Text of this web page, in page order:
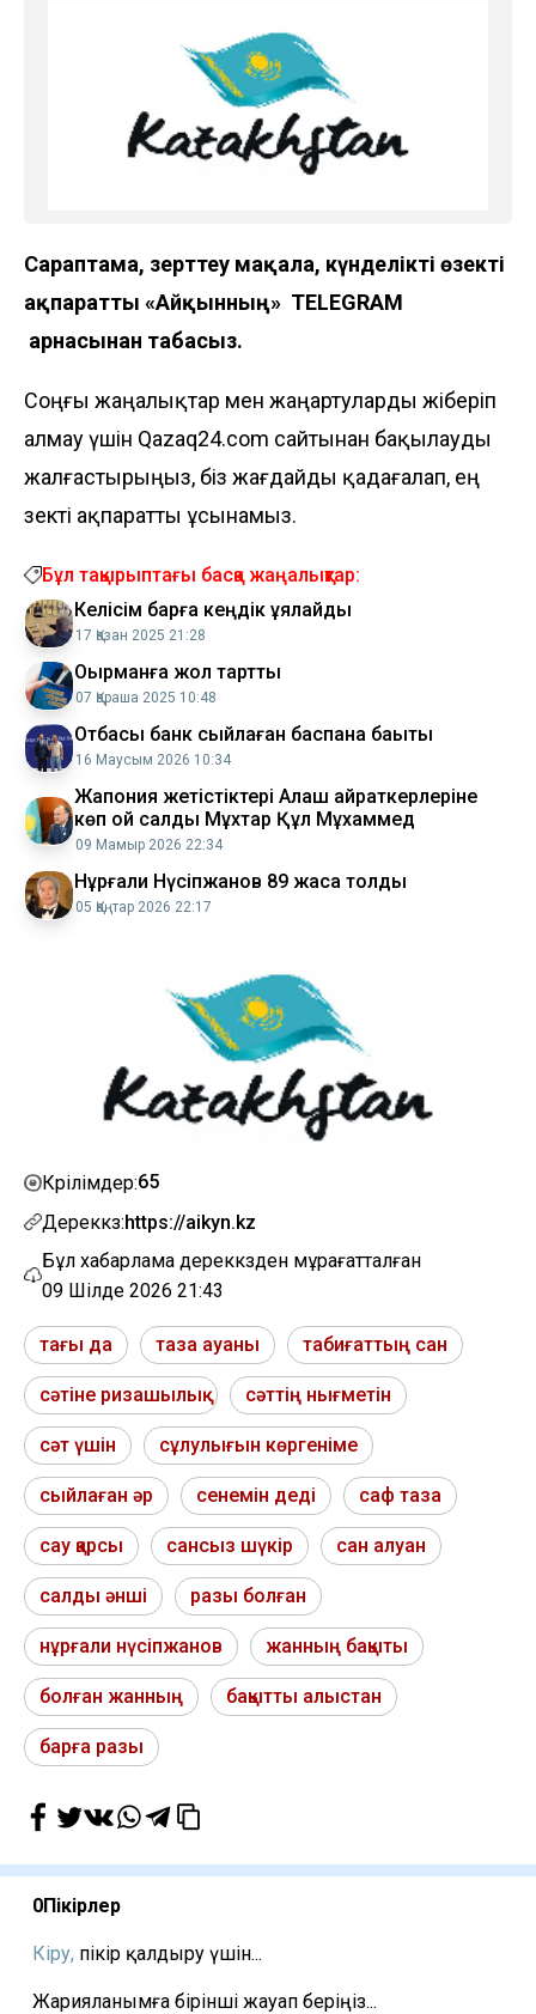
Сараптама, зерттеу мақала, күнделікті өзекті
ақпаратты «Айқынның» TELEGRAM
арнасынан табасыз.
Соңғы жаңалықтар мен жаңартуларды жіберіп
алмау үшін Qazaq24.com сайтынан бақылауды
жалғастырыңыз, біз жағдайды қадағалап, ең
өзекті ақпаратты ұсынамыз.
Бұл тақырыптағы басқа жаңалықтар:
Келісім барға кеңдік ұялайды
17 Қазан 2025 21:28
Оқырманға жол тартты
07 Қараша 2025 10:48
Отбасы банк сыйлаған баспана бақыты
16 Маусым 2026 10:34
Жапония жетістіктері Алаш қай­раткерлеріне
көп ой салды Мұхтар Құл Мұхаммед
09 Мамыр 2026 22:34
Нұрғали Нүсіпжанов 89 жасқа толды
05 Қаңтар 2026 22:17
Көрілімдер:65
Дереккөз:https://aikyn.kz
Бұл хабарлама дереккөзден мұрағатталған
09 Шілде 2026 21:43
тағы да таза ауаны табиғаттың сан
сәтіне ризашылық сәттің нығметін
сәт үшін сұлулығын көргеніме
сыйлаған әр сенемін деді саф таза
сау қарсы сансыз шүкір сан алуан
салды әнші разы болған
нұрғали нүсіпжанов жанның бақыты
болған жанның бақытты алыстан
барға разы
0Пікірлер
Кіру, пікір қалдыру үшін...
Жарияланымға бірінші жауап беріңіз...